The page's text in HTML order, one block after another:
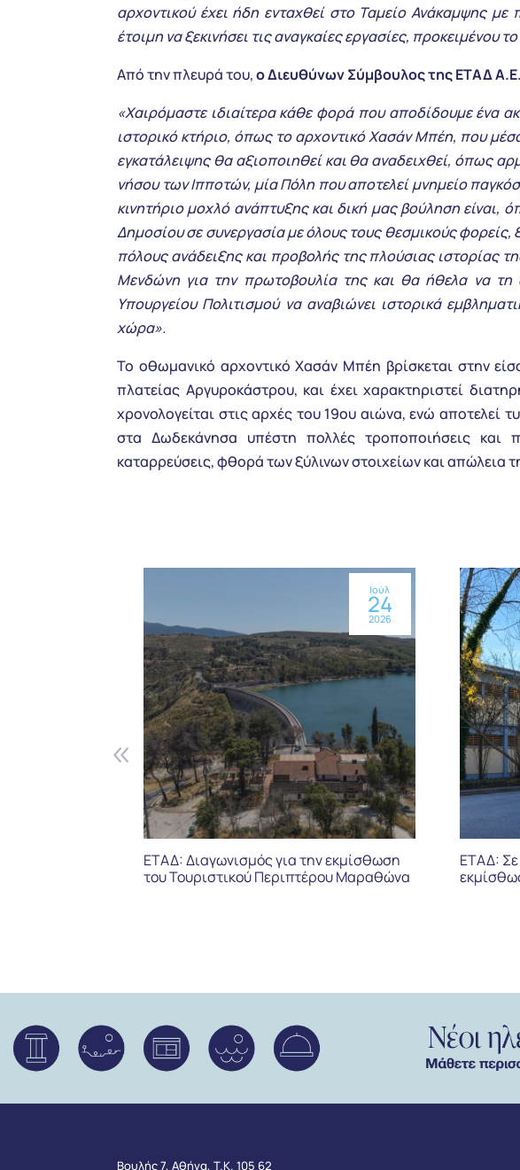
αρχοντικού έχει ήδη ενταχθεί στο Ταμείο Ανάκαμψης
έτοιμη να ξεκινήσει τις αναγκαίες εργασίες, προκειμένου
Από την πλευρά του,ο Διευθύνων Σύμβουλος της ΕΤΑΔ
«Χαιρόμαστε ιδιαίτερα κάθε φορά που αποδίδουμε ένα
ιστορικό κτήριο, όπως το αρχοντικό Χασάν Μπέη, που
εγκατάλειψης θα αξιοποιηθεί και θα αναδειχθεί, όπως
νήσου των Ιπποτών, μία Πόλη που αποτελεί μνημείο
κινητήριο μοχλό ανάπτυξης και δική μας βούληση είναι,
Δημοσίου σε συνεργασία με όλους τους θεσμικούς φορείς,
πόλους ανάδειξης και προβολής της πλούσιας ιστορίας
Μενδώνη για την πρωτοβουλία της και θα ήθελα να
Υπουργείου Πολιτισμού να αναβιώνει ιστορικά
χώρα».
Το οθωμανικό αρχοντικό Χασάν Μπέη βρίσκεται στην
πλατείας Αργυροκάστρου, και έχει χαρακτηριστεί
χρονολογείται στις αρχές του 19ου αιώνα, ενώ αποτελεί
στα Δωδεκάνησα υπέστη πολλές τροποποιήσεις και
καταρρεύσεις, φθορά των ξύλινων στοιχείων και απώλεια
Ιούλ
24
2026
ΕΤΑΔ: Διαγωνισμός για την εκμίσθωση
του Τουριστικού Περιπτέρου Μαραθώνα
ΕΤΑΔ: Σε
Βουλής 7, Αθήνα, Τ.Κ. 105 62